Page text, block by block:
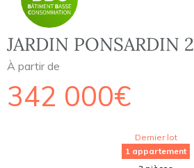
JARDIN PONSARDIN 2
À partir de
342 000€
Dernier lot
1 appartement